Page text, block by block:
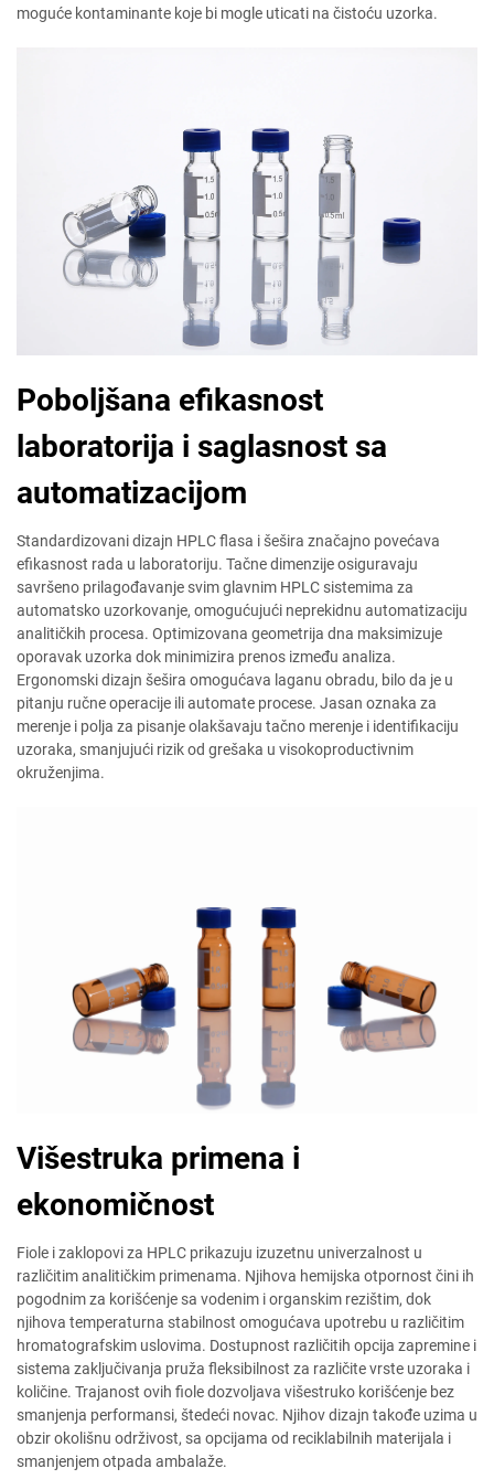
moguće kontaminante koje bi mogle uticati na čistoću uzorka.
Poboljšana efikasnost
laboratorija i saglasnost sa
automatizacijom
Standardizovani dizajn HPLC flasa i šešira značajno povećava
efikasnost rada u laboratoriju. Tačne dimenzije osiguravaju
savršeno prilagođavanje svim glavnim HPLC sistemima za
automatsko uzorkovanje, omogućujući neprekidnu automatizaciju
analitičkih procesa. Optimizovana geometrija dna maksimizuje
oporavak uzorka dok minimizira prenos između analiza.
Ergonomski dizajn šešira omogućava laganu obradu, bilo da je u
pitanju ručne operacije ili automate procese. Jasan oznaka za
merenje i polja za pisanje olakšavaju tačno merenje i identifikaciju
uzoraka, smanjujući rizik od grešaka u visokoproductivnim
okruženjima.
Višestruka primena i
ekonomičnost
Fiole i zaklopovi za HPLC prikazuju izuzetnu univerzalnost u
različitim analitičkim primenama. Njihova hemijska otpornost čini ih
pogodnim za korišćenje sa vodenim i organskim rezištim, dok
njihova temperaturna stabilnost omogućava upotrebu u različitim
hromatografskim uslovima. Dostupnost različitih opcija zapremine i
sistema zaključivanja pruža fleksibilnost za različite vrste uzoraka i
količine. Trajanost ovih fiole dozvoljava višestruko korišćenje bez
smanjenja performansi, štedeći novac. Njihov dizajn takođe uzima u
obzir okolišnu održivost, sa opcijama od reciklabilnih materijala i
smanjenjem otpada ambalaže.